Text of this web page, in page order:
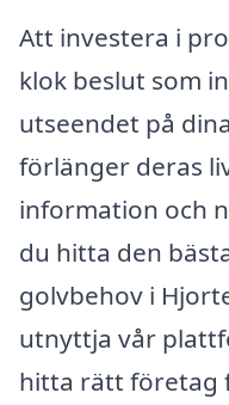
Att investera i
klok beslut som
utseendet på
förlänger deras
information och
du hitta den
golvbehov i
utnyttja vår
hitta rätt företag